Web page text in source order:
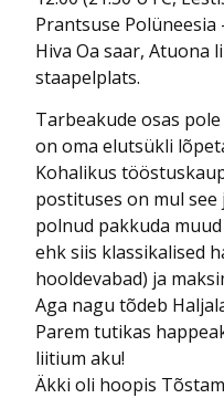
Prantsuse
Hiva Oa saar, Atuona
staapelplats.
Tarbeakude osas
on oma elutsükli
Kohalikus
postituses on mul
polnud pakkuda
ehk siis klassikalised
hooldevabad) ja
Aga nagu tõdeb
Parem tutikas
liitium aku!
Äkki oli hoopis